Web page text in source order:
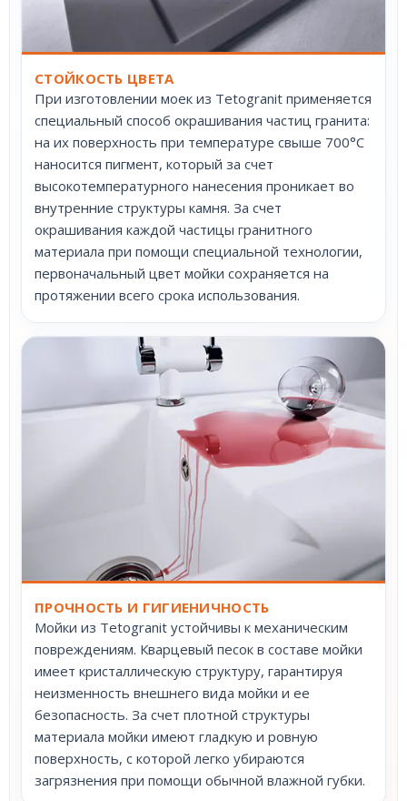
СТОЙКОСТЬ ЦВЕТА
При изготовлении моек из Tetogranit применяется
специальный способ окрашивания частиц гранита:
на их поверхность при температуре свыше 700°С
наносится пигмент, который за счет
высокотемпературного нанесения проникает во
внутренние структуры камня. За счет
окрашивания каждой частицы гранитного
материала при помощи специальной технологии,
первоначальный цвет мойки сохраняется на
протяжении всего срока использования.
ПРОЧНОСТЬ И ГИГИЕНИЧНОСТЬ
Мойки из Tetogranit устойчивы к механическим
повреждениям. Кварцевый песок в составе мойки
имеет кристаллическую структуру, гарантируя
неизменность внешнего вида мойки и ее
безопасность. За счет плотной структуры
материала мойки имеют гладкую и ровную
поверхность, с которой легко убираются
загрязнения при помощи обычной влажной губки.